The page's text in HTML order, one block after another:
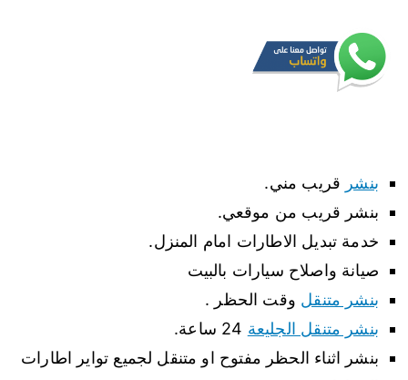
بنشر قريب مني.
بنشر قريب من موقعي.
خدمة تبديل الاطارات امام المنزل.
صيانة واصلاح سيارات بالبيت
بنشر متنقل وقت الحظر .
بنشر متنقل الجليعة
بنشر اثناء الحظر مفتوح او متنقل لجميع تواير اطارات